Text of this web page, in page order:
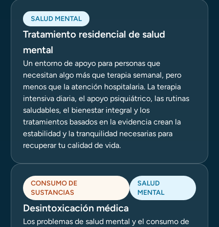
SALUD MENTAL
Tratamiento residencial de salud
mental
Un entorno de apoyo para personas que
necesitan algo más que terapia semanal, pero
menos que la atención hospitalaria. La terapia
intensiva diaria, el apoyo psiquiátrico, las rutinas
saludables, el bienestar integral y los
tratamientos basados en la evidencia crean la
estabilidad y la tranquilidad necesarias para
recuperar tu calidad de vida.
CONSUMO DE
SUSTANCIAS
SALUD
MENTAL
Desintoxicación médica
Los problemas de salud mental y el consumo de